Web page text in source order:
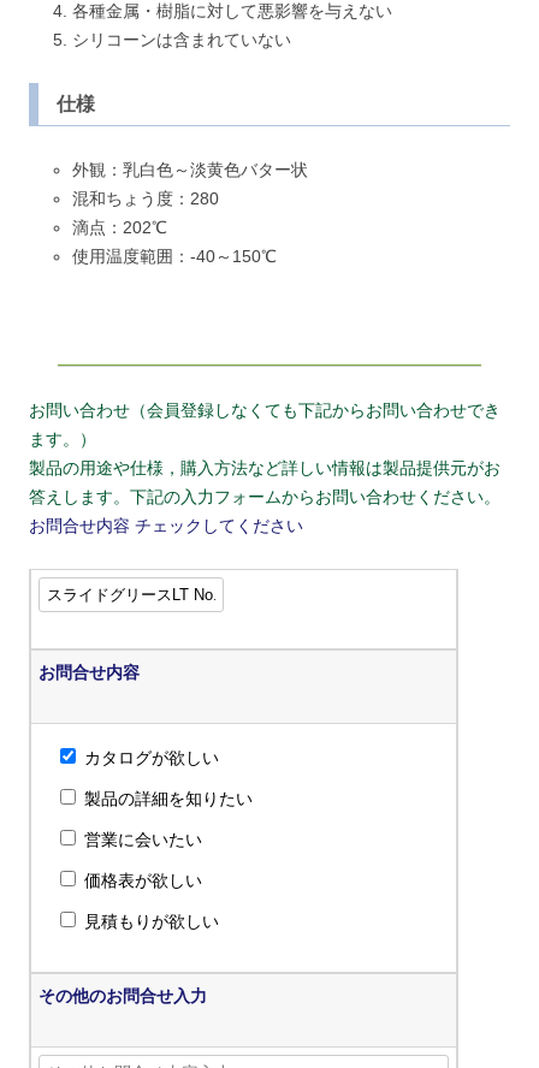
各種金属・樹脂に対して悪影響を与えない
シリコーンは含まれていない
仕様
外観：乳白色～淡黄色バター状
混和ちょう度：280
滴点：202℃
使用温度範囲：-40～150℃
お問い合わせ（会員登録しなくても下記からお問い合わせでき
ます。）
製品の用途や仕様，購入方法など詳しい情報は製品提供元がお
答えします。下記の入力フォームからお問い合わせください。
お問合せ内容 チェックしてください
お問合せ内容
カタログが欲しい
製品の詳細を知りたい
営業に会いたい
価格表が欲しい
見積もりが欲しい
その他のお問合せ入力